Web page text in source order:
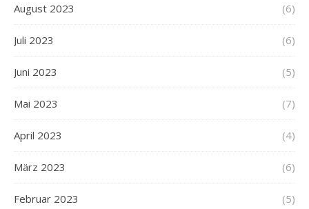
August 2023 (6)
Juli 2023 (6)
Juni 2023 (5)
Mai 2023 (7)
April 2023 (4)
März 2023 (6)
Februar 2023 (5)